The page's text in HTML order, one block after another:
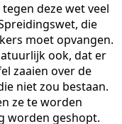
deze wet veel
die
moet opvangen.
ook, dat er
zaaien over de
niet zou bestaan.
ze te worden
worden geshopt.